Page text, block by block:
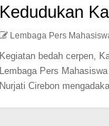
Kedudukan
Lembaga Pers
Kegiatan bedah cerpen,
Lembaga Pers
Nurjati Cirebon